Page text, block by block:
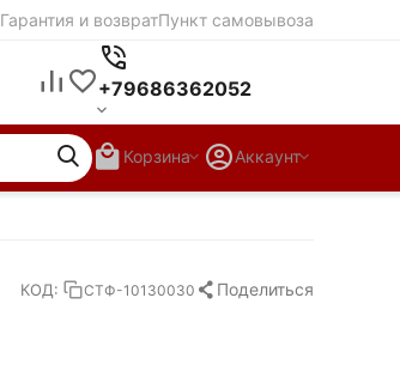
Гарантия и возвратПункт самовывоза
+79686362052
Корзина Аккаунт
КОД: СТФ-10130030 Поделиться